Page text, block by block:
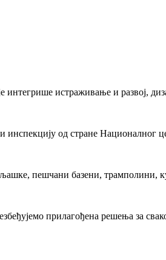
истраживање и развој,
од стране Националног
пешчани базени, трамполини,
прилагођена решења за